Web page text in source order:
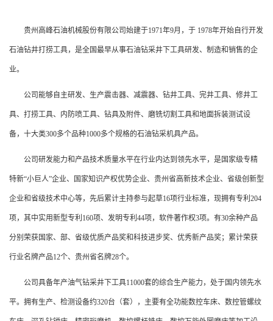
贵州高峰石油机械股份有限公司始建于1971年9月，于 1978年开始自行开发
石油钻井打捞工具，是全国最早从事石油钻采井下工具研发、制造和销售的企
业。
公司能够自主研发、生产震击器、减震器、钻井工具、完井工具、修井工
具、打捞工具、内防喷工具、钻具及附件、磨铣切割工具和地面拆装测试设
备，十大类300多个品种1000多个规格的石油钻采机具产品。
公司研发能力和产品技术质量水平在行业内达到领先水平，是国家级专精
特新“小巨人”企业、国家知识产权优势企业、贵州省高新技术企业、省级创新型
企业和省级技术中心等，先后累计主持参与起草16项行业标准，现拥有专利204
项，其中实用新型专利160项、发明专利44项，软件著作权3项。有30余种产品
分别荣获国家、部、省级优质产品奖和科技进步奖、优秀新产品奖；累计荣获
行业名牌产品12个、贵州省名牌28个。
公司具备年产油气钻采井下工具11000套的综合生产能力，处于国内领先水
平。拥有生产、检测设备约320台（套），主要有全功能数控车床、数控管螺纹